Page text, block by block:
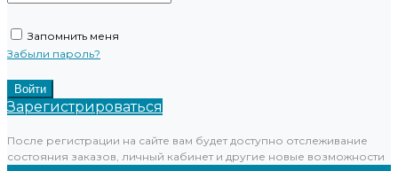
Запомнить меня
Забыли пароль?
Зарегистрироваться
После регистрации на сайте вам будет доступно отслеживание
состояния заказов, личный кабинет и другие новые возможности